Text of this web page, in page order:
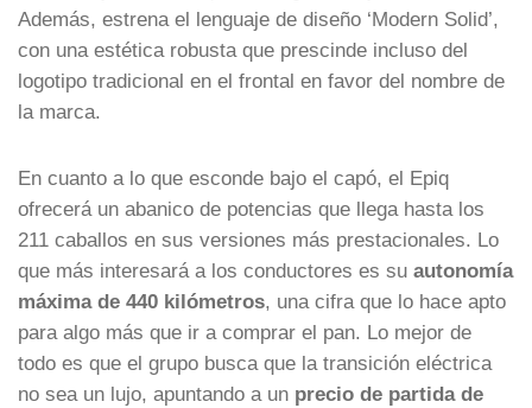
Además, estrena el lenguaje de diseño ‘Modern Solid’,
con una estética robusta que prescinde incluso del
logotipo tradicional en el frontal en favor del nombre de
la marca.
En cuanto a lo que esconde bajo el capó, el Epiq
ofrecerá un abanico de potencias que llega hasta los
211 caballos en sus versiones más prestacionales. Lo
que más interesará a los conductores es su autonomía
máxima de 440 kilómetros, una cifra que lo hace apto
para algo más que ir a comprar el pan. Lo mejor de
todo es que el grupo busca que la transición eléctrica
no sea un lujo, apuntando a un precio de partida de